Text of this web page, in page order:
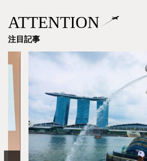
ATTENTION
注目記事